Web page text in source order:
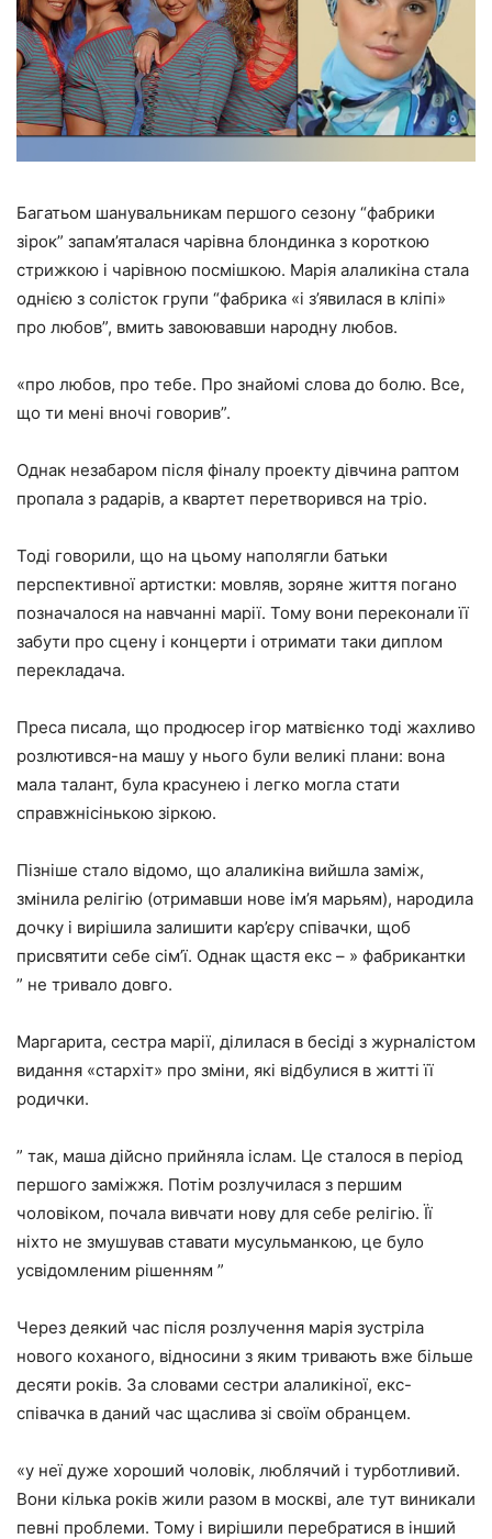
Багатьом шанувальникам першого сезону “фабрики
зірок” запам’яталася чарівна блондинка з короткою
стрижкою і чарівною посмішкою. Марія алаликіна стала
однією з солісток групи “фабрика «і з’явилася в кліпі»
про любов”, вмить завоювавши народну любов.
«про любов, про тебе. Про знайомі слова до болю. Все,
що ти мені вночі говорив”.
Однак незабаром після фіналу проекту дівчина раптом
пропала з радарів, а квартет перетворився на тріо.
Тоді говорили, що на цьому наполягли батьки
перспективної артистки: мовляв, зоряне життя погано
позначалося на навчанні марії. Тому вони переконали її
забути про сцену і концерти і отримати таки диплом
перекладача.
Преса писала, що продюсер ігор матвієнко тоді жахливо
розлютився-на машу у нього були великі плани: вона
мала талант, була красунею і легко могла стати
справжнісінькою зіркою.
Пізніше стало відомо, що алаликіна вийшла заміж,
змінила релігію (отримавши нове ім’я марьям), народила
дочку і вирішила залишити кар’єру співачки, щоб
присвятити себе сім’ї. Однак щастя екс – » фабрикантки
” не тривало довго.
Маргарита, сестра марії, ділилася в бесіді з журналістом
видання «стархіт» про зміни, які відбулися в житті її
родички.
” так, маша дійсно прийняла іслам. Це сталося в період
першого заміжжя. Потім розлучилася з першим
чоловіком, почала вивчати нову для себе релігію. Її
ніхто не змушував ставати мусульманкою, це було
усвідомленим рішенням ”
Через деякий час після розлучення марія зустріла
нового коханого, відносини з яким тривають вже більше
десяти років. За словами сестри алаликіної, екс-
співачка в даний час щаслива зі своїм обранцем.
«у неї дуже хороший чоловік, люблячий і турботливий.
Вони кілька років жили разом в москві, але тут виникали
певні проблеми. Тому і вирішили перебратися в інший